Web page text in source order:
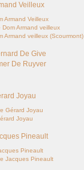
Veilleux
Armand Veilleux
Armand veilleux
Armand veilleux (Scourmont)
De Give
De Ruyver
Joyau
Gérard Joyau
Joyau
Pineault
Pineault
Jacques Pineault